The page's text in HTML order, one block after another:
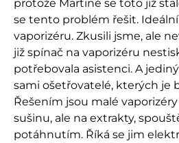
protože Martině se toto již
se tento problém řešit.
vaporizéru. Zkusili jsme, ale
již spínač na vaporizéru
potřebovala asistenci. A
sami ošetřovatelé, kterých je
Řešením jsou malé
sušinu, ale na extrakty,
potáhnutím. Říká se jim